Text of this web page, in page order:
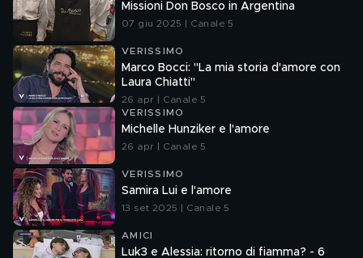
Missioni Don Bosco in Argentina
07 giu 2025 | Canale 5
VERISSIMO
Marco Bocci: "La mia storia d'amore con
Laura Chiatti"
26 apr | Canale 5
VERISSIMO
Michelle Hunziker e l'amore
26 apr | Canale 5
VERISSIMO
Samira Lui e l'amore
13 set 2025 | Canale 5
AMICI
Luk3 e Alessia: ritorno di fiamma? - 6